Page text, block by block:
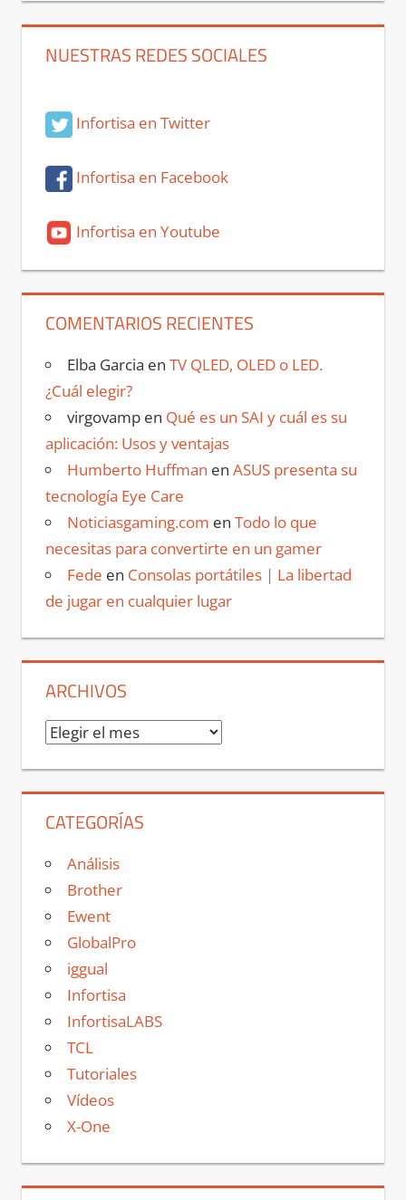
NUESTRAS REDES SOCIALES
Infortisa en Twitter
Infortisa en Facebook
Infortisa en Youtube
COMENTARIOS RECIENTES
Elba Garcia en TV QLED, OLED o LED.
¿Cuál elegir?
virgovampen Qué es un SAI y cuál es su
aplicación: Usos y ventajas
Humberto Huffman en ASUS presenta su
tecnología Eye Care
Noticiasgaming.com en Todo lo que
necesitas para convertirte en un gamer
Fede en Consolas portátiles | La libertad
de jugar en cualquier lugar
ARCHIVOS
Archivos
CATEGORÍAS
Análisis
Brother
Ewent
GlobalPro
iggual
Infortisa
InfortisaLABS
TCL
Tutoriales
Vídeos
X-One